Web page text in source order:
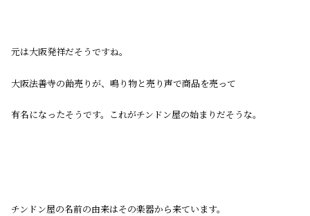
元は大阪発祥だそうですね。
大阪法善寺の飴売りが、鳴り物と売り声で商品を売って
有名になったそうです。これがチンドン屋の始まりだそうな。
チンドン屋の名前の由来はその楽器から来ています。